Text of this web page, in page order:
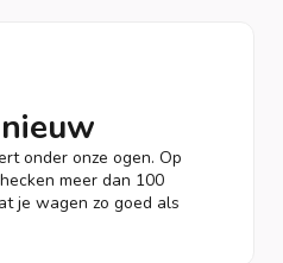
onder onze ogen. Op
meer dan 100
je wagen zo goed als